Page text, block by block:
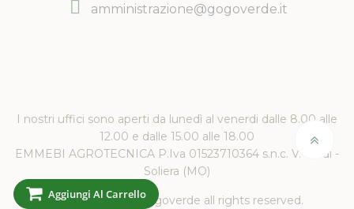
Aggiungi Al Carrello
amministrazione@gogoverde.it
I nostri uffici sono aperti da lunedì al venerdi dalle 8.00 alle
12.00 e dalle 15.00 alle 18.00
EMMEBI AGROTECNICA P.Iva 01523710364 s.n.c. V. Verdi -
Soliera (MO)
Copyright 2019 Gogoverde all rights reserved.